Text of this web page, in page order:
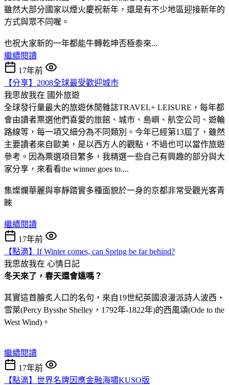
雖然大部分國家以煙火慶祝新年，還是有不少地區迎接新年的
方式與眾不同喔。
也祝大家新的一年都能牛轉乾坤否極泰來...
繼續閱讀
17年前
【分享】2008全球最受歡迎城市
我思故我在 國外旅遊
全球發行量最大的旅遊休閒雜誌TRAVEL+ LEISURE，每年都
會由讀者票選他們喜愛的旅館、城市、島嶼、航空公司、遊輪
路線等，每一項又細分為不同類別。今年已經第13屆了，雖然
主要讀者來自歐美，是以西方人的觀點，不過也可以當作旅遊
參考。因為票選項目繁多，我精選一些自己有興趣的部分與大
家分享，來看看the winner goes to....
集燦爛華麗與寧靜踏實多種面貌於一身的京都非常受觀光客青
睞
繼續閱讀
17年前
【點滴】If Winter comes, can Spring be far behind?
我思故我在 心情日記
冬天來了，春天還會遠嗎？
其實這首膾炙人口的名句，來自19世紀英國浪漫派詩人波西‧
雪萊(Percy Bysshe Shelley，1792年-1822年)的西風頌(Ode to the
West Wind)。
繼續閱讀
17年前
【點滴】世界名牌因應金融海嘯KUSO版